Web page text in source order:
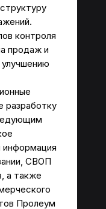
контроля
продаж и
разработку
информация
СВОП
а также
Пролеум